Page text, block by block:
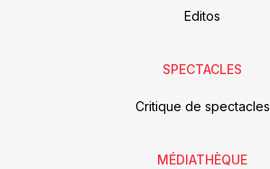
Editos
SPECTACLES
Critique de spectacles
MÉDIATHÈQUE